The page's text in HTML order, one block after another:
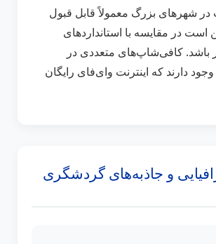
شهرهای بزرگ معمولاً قابل قبول
در مقایسه با استانداردهای
باشد. کافی‌شاپ‌های متعددی در
دارند که اینترنت وای‌فای رایگان
و جاذبه‌های گردشگری